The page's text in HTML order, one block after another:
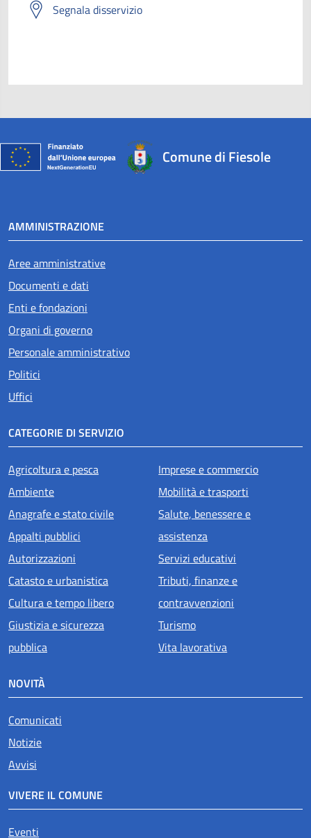
Segnala disservizio
Comune di Fiesole
AMMINISTRAZIONE
Aree amministrative
Documenti e dati
Enti e fondazioni
Organi di governo
Personale amministrativo
Politici
Uffici
CATEGORIE DI SERVIZIO
Agricoltura e pesca
Ambiente
Anagrafe e stato civile
Appalti pubblici
Autorizzazioni
Catasto e urbanistica
Cultura e tempo libero
Giustizia e sicurezza
pubblica
Imprese e commercio
Mobilità e trasporti
Salute, benessere e
assistenza
Servizi educativi
Tributi, finanze e
contravvenzioni
Turismo
Vita lavorativa
NOVITÀ
Comunicati
Notizie
Avvisi
VIVERE IL COMUNE
Eventi